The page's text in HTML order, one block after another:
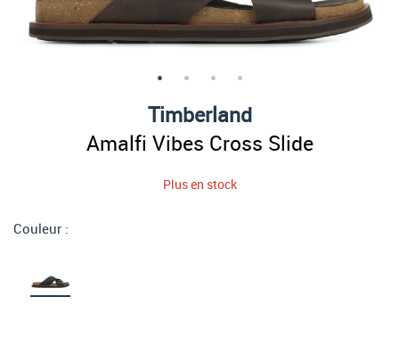
Timberland
Amalfi Vibes Cross Slide
Plus en stock
Couleur :